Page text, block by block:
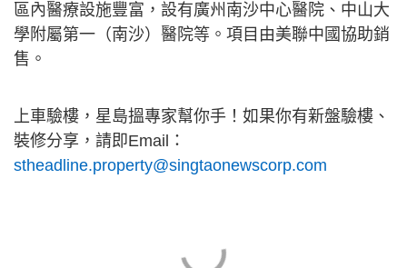
區內醫療設施豐富，設有廣州南沙中心醫院、中山大
學附屬第一（南沙）醫院等。項目由美聯中國協助銷
售。
上車驗樓，星島搵專家幫你手！如果你有新盤驗樓、
裝修分享，請即Email：
stheadline.property@singtaonewscorp.com